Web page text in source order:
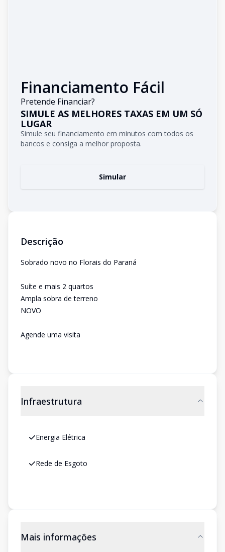
Financiamento Fácil
Pretende Financiar?
SIMULE AS MELHORES TAXAS EM UM SÓ
LUGAR
Simule seu financiamento em minutos com todos os
bancos e consiga a melhor proposta.
Simular
Descrição
Sobrado novo no Florais do Paraná
Suíte e mais 2 quartos
Ampla sobra de terreno
NOVO
Agende uma visita
Infraestrutura
Energia Elétrica
Rede de Esgoto
Mais informações